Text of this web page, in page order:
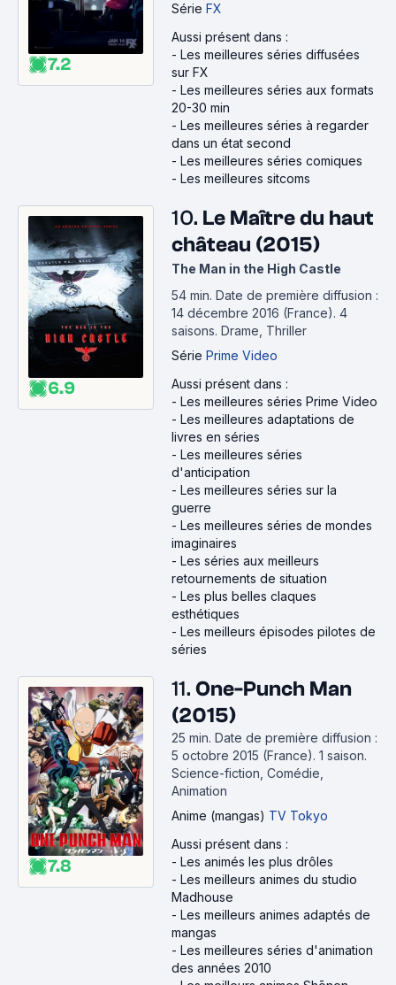
7.2
Série FX
Aussi présent dans :
- Les meilleures séries diffusées
sur FX
- Les meilleures séries aux formats
20-30 min
- Les meilleures séries à regarder
dans un état second
- Les meilleures séries comiques
- Les meilleures sitcoms
6.9
10. Le Maître du haut
château (2015)
The Man in the High Castle
54 min. Date de première diffusion :
14 décembre 2016 (France). 4
saisons. Drame, Thriller
Série Prime Video
Aussi présent dans :
- Les meilleures séries Prime Video
- Les meilleures adaptations de
livres en séries
- Les meilleures séries
d'anticipation
- Les meilleures séries sur la
guerre
- Les meilleures séries de mondes
imaginaires
- Les séries aux meilleurs
retournements de situation
- Les plus belles claques
esthétiques
- Les meilleurs épisodes pilotes de
séries
7.8
11. One-Punch Man
(2015)
25 min. Date de première diffusion :
5 octobre 2015 (France). 1 saison.
Science-fiction, Comédie,
Animation
Anime (mangas) TV Tokyo
Aussi présent dans :
- Les animés les plus drôles
- Les meilleurs animes du studio
Madhouse
- Les meilleurs animes adaptés de
mangas
- Les meilleures séries d'animation
des années 2010